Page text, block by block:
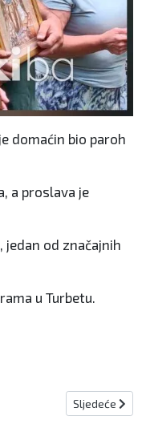
domaćin bio paroh
a proslava je
od značajnih
u Turbetu.
Sljedeći
Sljedeće